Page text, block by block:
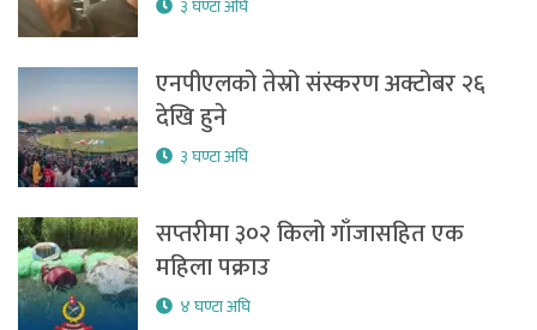
३ घण्टा अघि
एनपीएलको तेस्रो संस्करण अक्टोबर २६
देखि हुने
३ घण्टा अघि
सप्तरीमा ३०२ किलो गाँजासहित एक
महिला पक्राउ
४ घण्टा अघि